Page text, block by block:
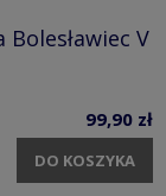
V
99,90 zł
DO KOSZYKA